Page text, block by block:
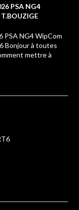
PSA NG4
PSA NG4 WipCom
Bonjour à toutes
mettre à